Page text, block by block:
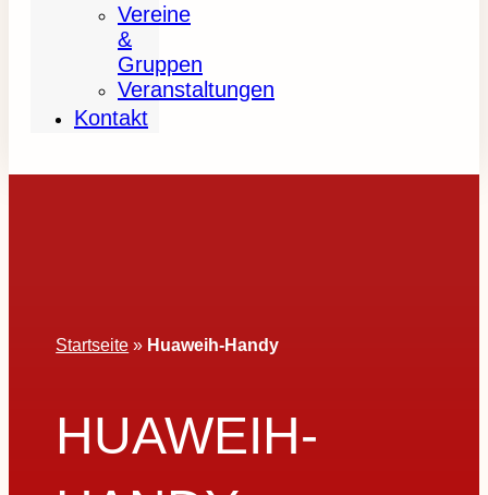
Vereine
&
Gruppen
Veranstaltungen
Kontakt
Startseite » Huaweih-Handy
HUAWEIH-